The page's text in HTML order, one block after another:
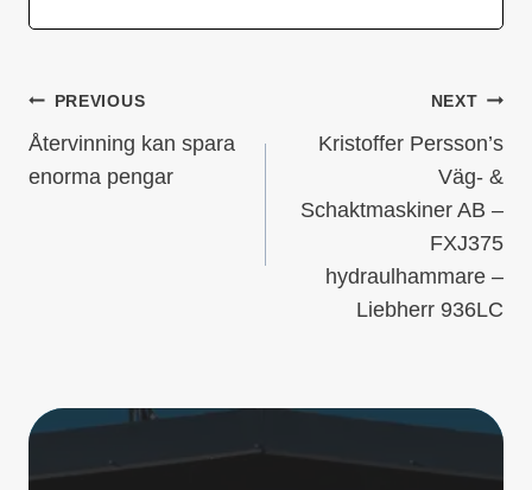
PREVIOUS
Återvinning kan spara
enorma pengar
NEXT
Kristoffer Persson’s
Väg- &
Schaktmaskiner AB –
FXJ375
hydraulhammare –
Liebherr 936LC